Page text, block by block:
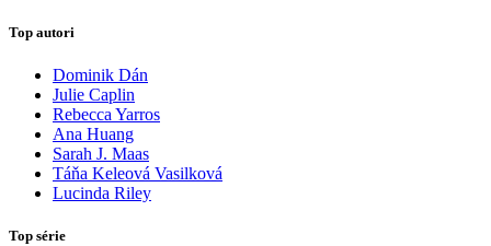
Top autori
Dominik Dán
Julie Caplin
Rebecca Yarros
Ana Huang
Sarah J. Maas
Táňa Keleová Vasilková
Lucinda Riley
Top série